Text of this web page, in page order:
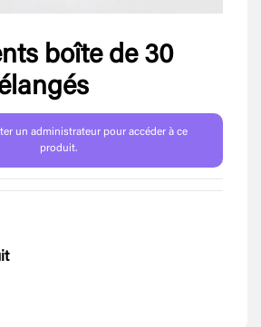
boîte de 30
un administrateur pour accéder à ce
produit.